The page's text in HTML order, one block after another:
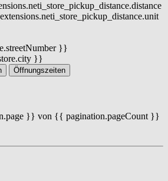
}}
}}
Öffnungszeiten
}} von {{ pagination.pageCount }}